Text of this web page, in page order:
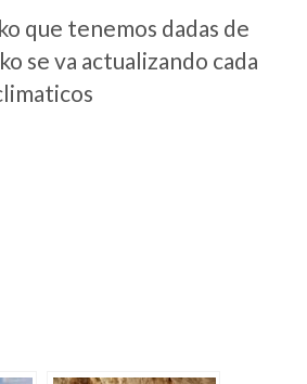
que tenemos dadas de
se va actualizando cada